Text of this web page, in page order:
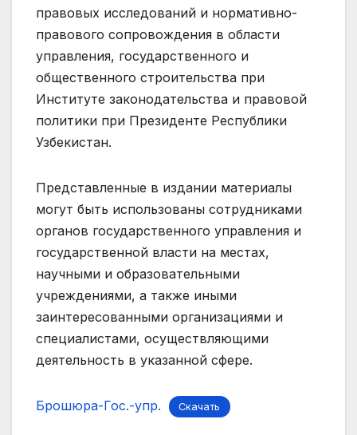
правовых исследований и нормативно-
правового сопровождения в области
управления, государственного и
общественного строительства при
Институте законодательства и правовой
политики при Президенте Республики
Узбекистан.
Представленные в издании материалы
могут быть использованы сотрудниками
органов государственного управления и
государственной власти на местах,
научными и образовательными
учреждениями, а также иными
заинтересованными организациями и
специалистами, осуществляющими
деятельность в указанной сфере.
Брошюра-Гос.-упр. Скачать